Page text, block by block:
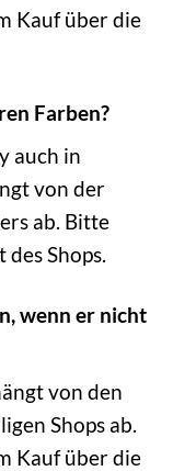
Kauf über die
Farben?
auch in
von der
ab. Bitte
Shops.
wenn er nicht
von den
Shops ab.
Kauf über die